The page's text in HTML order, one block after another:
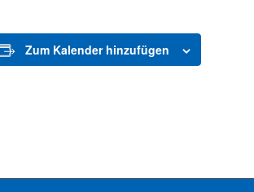
Zum Kalender hinzufügen